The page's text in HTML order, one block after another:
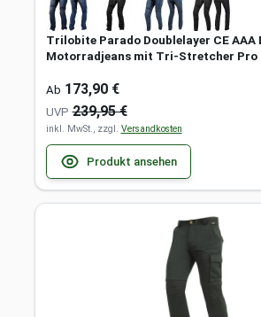
Trilobite Parado Doublelayer CE AAA
Motorradjeans mit Tri-Stretcher Pro
Ab 173,90 €
UVP 239,95 €
inkl. MwSt., zzgl. Versandkosten
Produkt ansehen